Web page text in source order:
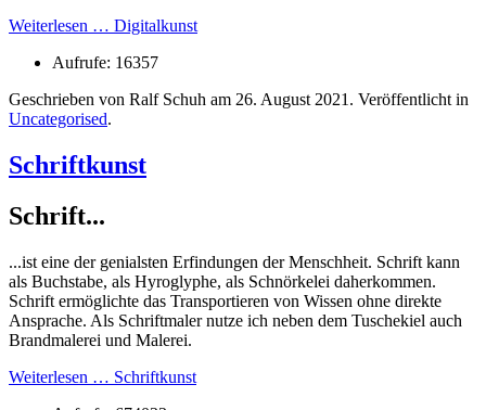
Weiterlesen … Digitalkunst
Aufrufe: 16357
Geschrieben von Ralf Schuh am 26. August 2021 . Veröffentlicht in
Uncategorised.
Schriftkunst
Schrift...
...ist eine der genialsten Erfindungen der Menschheit. Schrift kann
als Buchstabe, als Hyroglyphe, als Schnörkelei daherkommen.
Schrift ermöglichte das Transportieren von Wissen ohne direkte
Ansprache. Als Schriftmaler nutze ich neben dem Tuschekiel auch
Brandmalerei und Malerei.
Weiterlesen … Schriftkunst